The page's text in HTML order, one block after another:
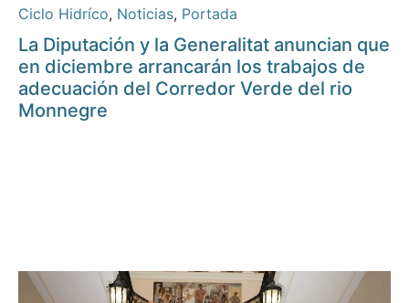
Ciclo Hidríco, Noticias, Portada
La Diputación y la Generalitat anuncian que
en diciembre arrancarán los trabajos de
adecuación del Corredor Verde del rio
Monnegre